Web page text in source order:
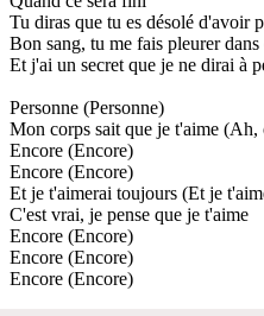
Tu diras que tu es désolé d'avoir
Bon sang, tu me fais pleurer
Et j'ai un secret que je ne dirai à
Personne (Personne)
Mon corps sait que je t'aime (Ah,
Encore (Encore)
Encore (Encore)
Et je t'aimerai toujours (Et je
C'est vrai, je pense que je t'aime
Encore (Encore)
Encore (Encore)
Encore (Encore)